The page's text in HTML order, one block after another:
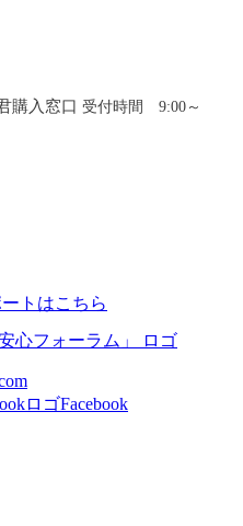
購入窓口 受付時間 9:00～
トはこちら
Facebook